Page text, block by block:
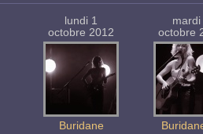
lundi 1
octobre 2012
Buridane
mardi
octobre